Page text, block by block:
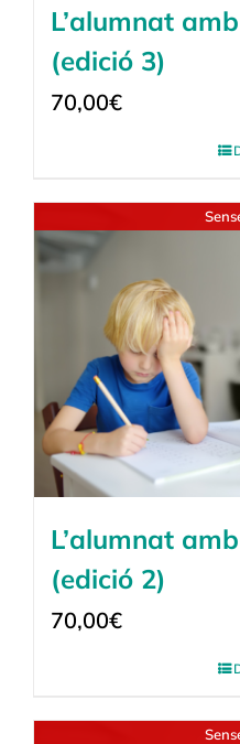
L’alumnat
(edició 3)
70,00€
L’alumnat
(edició 2)
70,00€